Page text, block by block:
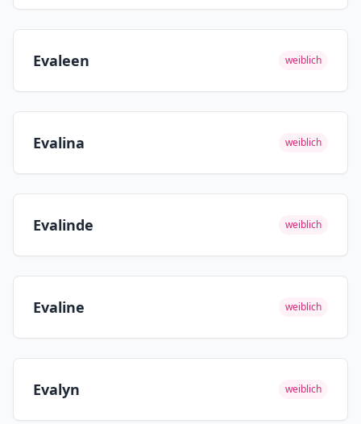
Evaleen weiblich
Evalina weiblich
Evalinde weiblich
Evaline weiblich
Evalyn weiblich